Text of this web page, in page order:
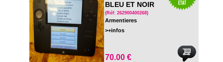
BLEU ET NOIR
AVEC CHARGEUR
NON OFFICIEL
(Réf: 262900400268)
Armentieres
>+infos
70.00 €